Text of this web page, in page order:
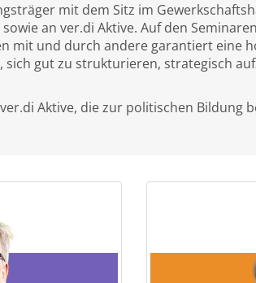
mit dem Sitz im
an ver.di Aktive. Auf den
mit und durch andere garantiert eine
gut zu strukturieren, strategisch
Aktive, die zur politischen Bildung